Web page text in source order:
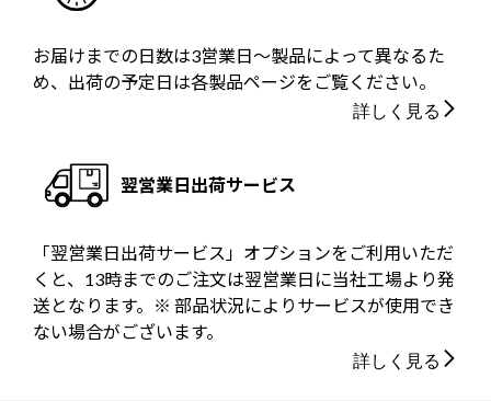
お届けまでの日数は3営業日～製品によって異なるた
め、出荷の予定日は各製品ページをご覧ください。
詳しく見る
翌営業日出荷サービス
「翌営業日出荷サービス」オプションをご利用いただ
くと、13時までのご注文は翌営業日に当社工場より発
送となります。※ 部品状況によりサービスが使用でき
ない場合がございます。
詳しく見る